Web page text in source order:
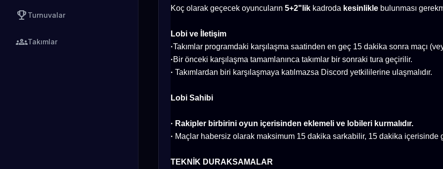
emoji_events Turnuvalar
groupsTakımlar
Koç olarak geçecek oyuncuların 5+2"lik kadroda kesinlikle bulunması
Lobi ve İletişim
·Takımlar programdaki karşılaşma saatinden en geç 15 dakika sonra maçı
·Bir önceki karşılaşma tamamlanınca takımlar bir sonraki tura geçirilir.
· Takımlardan biri karşılaşmaya katılmazsa Discord yetkililerine ulaşmalıdır.
Lobi Sahibi
· Rakipler birbirini oyun içerisinden eklemeli ve lobileri kurmalıdır.
· Maçlar habersiz olarak maksimum 15 dakika sarkabilir, 15 dakika içerisinde
TEKNİK DURAKSAMALAR